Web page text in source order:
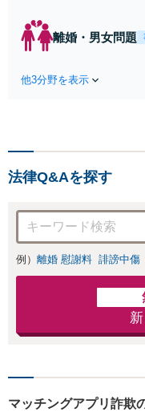
離婚・男女問題
他3分野を表示
法律Q&Aを探す
例） 離婚 慰謝料 誹謗中傷
マッチングアプリ詐欺